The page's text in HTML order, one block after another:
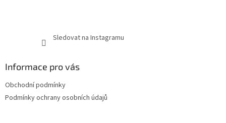
Sledovat na Instagramu
Informace pro vás
Obchodní podmínky
Podmínky ochrany osobních údajů